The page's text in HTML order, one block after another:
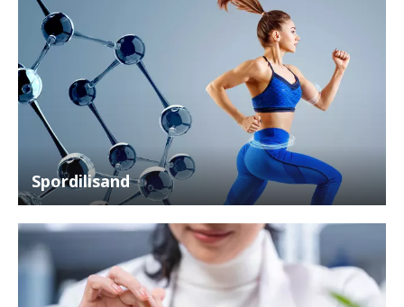
Spordilisand